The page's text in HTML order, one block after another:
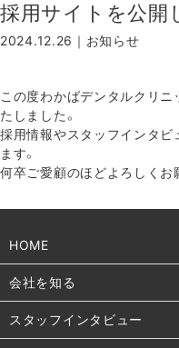
採用サイトを公開
2024.12.26｜ お知らせ
この度わかばデンタルクリ
たしました。
採用情報やスタッフインタビ
ます。
何卒ご愛顧のほどよろしくお
HOME
会社を知る
スタッフインタビュー